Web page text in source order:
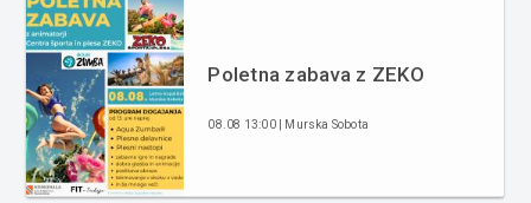
Poletna zabava z ZEKO
08.08 13:00 | Murska Sobota